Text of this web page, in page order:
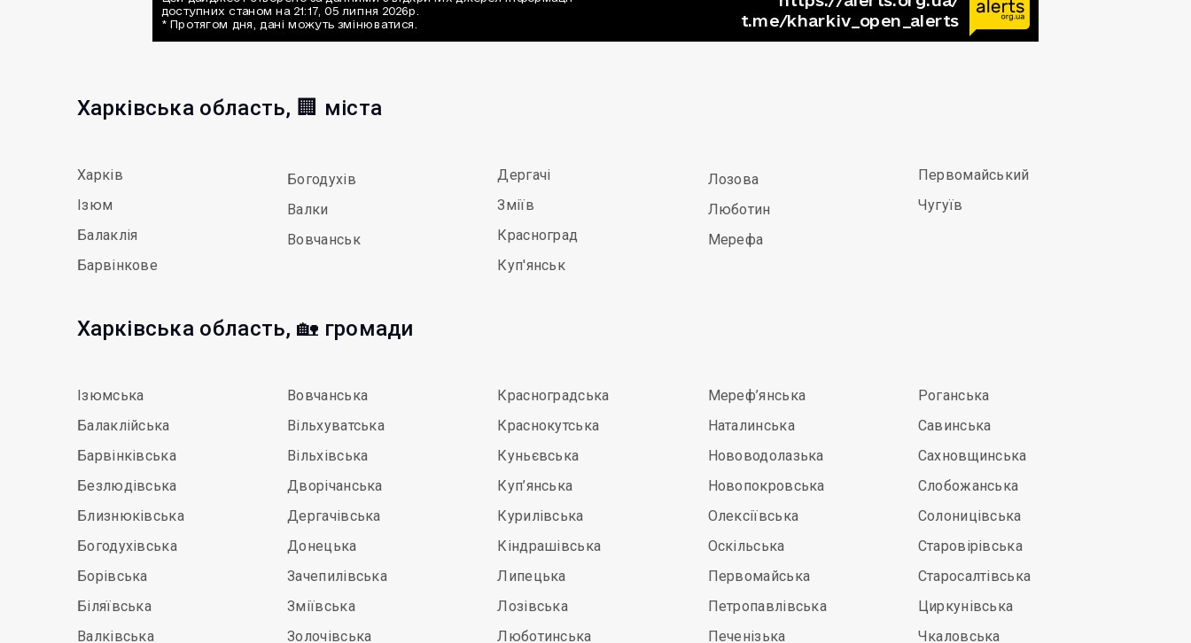
Харківська область, 🏢 міста
Харків
Ізюм
Балаклія
Барвінкове
Богодухів
Валки
Вовчанськ
Дергачі
Зміїв
Красноград
Куп'янськ
Лозова
Люботин
Мерефа
Первомайський
Чугуїв
Харківська область, 🏡 громади
Ізюмська
Балаклійська
Барвінківська
Безлюдівська
Близнюківська
Богодухівська
Борівська
Біляївська
Валківська
Вовчанська
Вільхуватська
Вільхівська
Дворічанська
Дергачівська
Донецька
Зачепилівська
Зміївська
Золочівська
Красноградська
Краснокутська
Куньєвська
Куп’янська
Курилівська
Кіндрашівська
Липецька
Лозівська
Люботинська
Мереф’янська
Наталинська
Нововодолазька
Новопокровська
Олексіївська
Оскільська
Первомайська
Петропавлівська
Печенізька
Роганська
Савинська
Сахновщинська
Слобожанська
Солоницівська
Старовірівська
Старосалтівська
Циркунівська
Чкаловська